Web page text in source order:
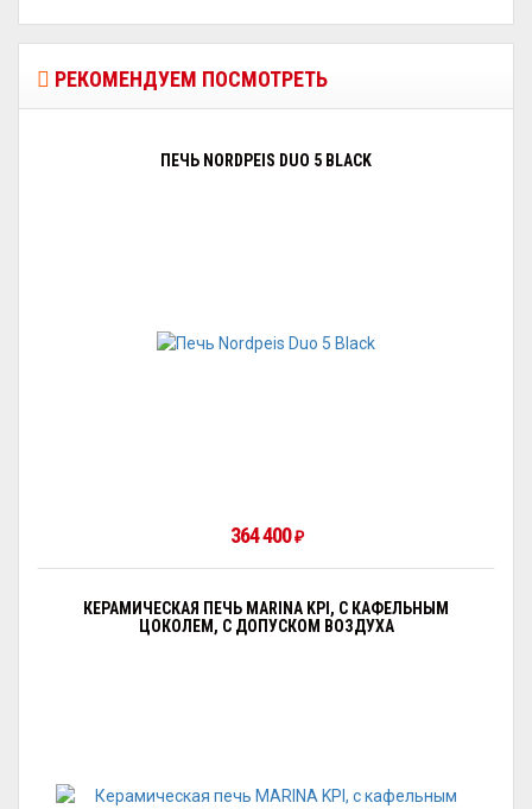
РЕКОМЕНДУЕМ ПОСМОТРЕТЬ
ПЕЧЬ NORDPEIS DUO 5 BLACK
364 400₽
КЕРАМИЧЕСКАЯ ПЕЧЬ MARINA KPI, С КАФЕЛЬНЫМ
ЦОКОЛЕМ, С ДОПУСКОМ ВОЗДУХА